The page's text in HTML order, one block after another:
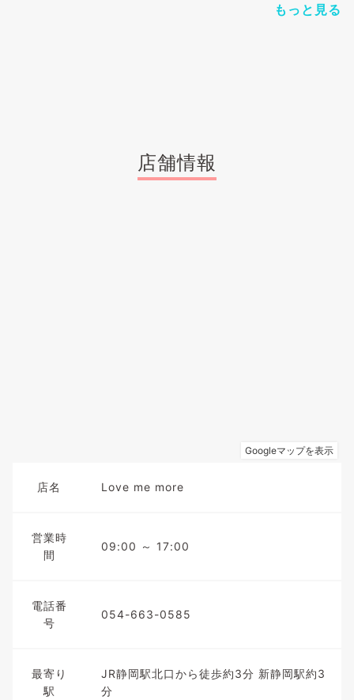
もっと見る
店舗情報
店名 Love me more
営業時
間
09:00 ～ 17:00
電話番
号
054-663-0585
最寄り
駅
JR静岡駅北口から徒歩約3分 新静岡駅約3
分